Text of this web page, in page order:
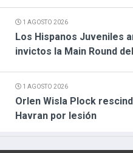
1 AGOSTO 2026
Los Hispanos Juveniles
invictos la Main Round
1 AGOSTO 2026
Orlen Wisla Plock
Havran por lesión